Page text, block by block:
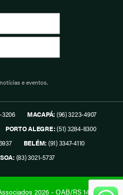
e eventos.
3206 MACAPÁ: (96) 3223-4907
PORTO ALEGRE:(51) 3284-8300
BELÉM: (91) 3347-4110
(83) 3021-5737
2026 - OAB/RS 1419.